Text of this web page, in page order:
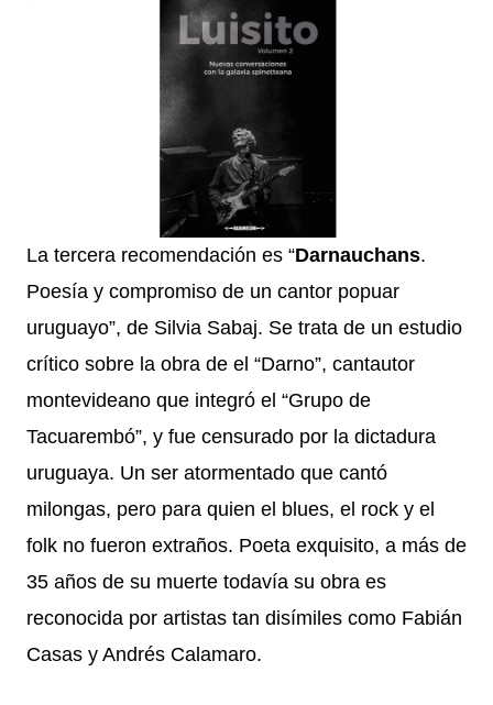
La tercera recomendación es “Darnauchans.
Poesía y compromiso de un cantor popuar
uruguayo”, de Silvia Sabaj. Se trata de un estudio
crítico sobre la obra de el “Darno”, cantautor
montevideano que integró el “Grupo de
Tacuarembó”, y fue censurado por la dictadura
uruguaya. Un ser atormentado que cantó
milongas, pero para quien el blues, el rock y el
folk no fueron extraños. Poeta exquisito, a más de
35 años de su muerte todavía su obra es
reconocida por artistas tan disímiles como Fabián
Casas y Andrés Calamaro.